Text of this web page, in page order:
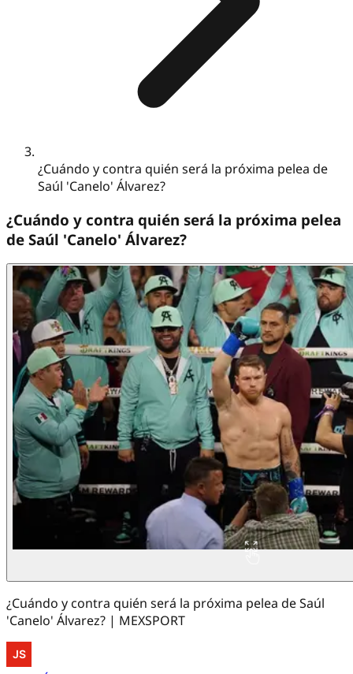
¿Cuándo y contra quién será la próxima pelea de
Saúl 'Canelo' Álvarez?
¿Cuándo y contra quién será la próxima pelea
de Saúl 'Canelo' Álvarez?
¿Cuándo y contra quién será la próxima pelea de Saúl
'Canelo' Álvarez? | MEXSPORT